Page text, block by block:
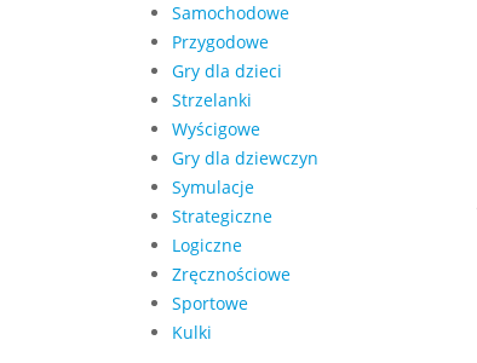
Samochodowe
Przygodowe
Gry dla dzieci
Strzelanki
Wyścigowe
Gry dla dziewczyn
Symulacje
Strategiczne
Logiczne
Zręcznościowe
Sportowe
Kulki